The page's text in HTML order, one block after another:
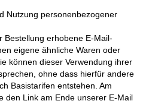
Nutzung personenbezogener
Bestellung erhobene E-Mail-
eigene ähnliche Waren oder
können dieser Verwendung ihrer
ohne dass hierfür andere
Basistarifen entstehen. Am
den Link am Ende unserer E-Mail